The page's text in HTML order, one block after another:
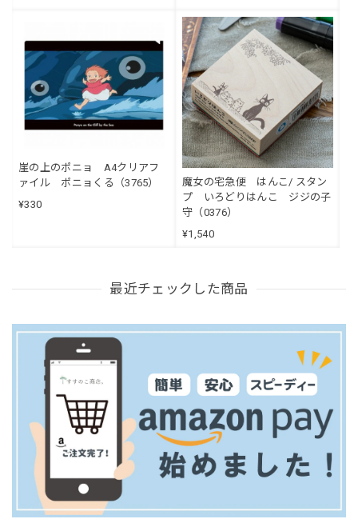
崖の上のポニョ A4クリアフ
ァイル ポニョくる（3765）
¥330
魔女の宅急便 はんこ/ スタン
プ いろどりはんこ ジジの子
守（0376）
¥1,540
最近チェックした商品